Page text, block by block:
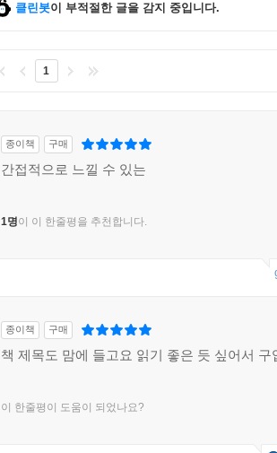
클린봇이 부적절한 글을 감지 중입니다.
1
종이책 구매
간접적으로 느낄 수 있는
1명이 이 한줄평을 추천합니다.
종이책 구매
책 제목도 맘에 들고요 읽기 좋은 듯 싶어서 구
이 한줄평이 도움이 되었나요?